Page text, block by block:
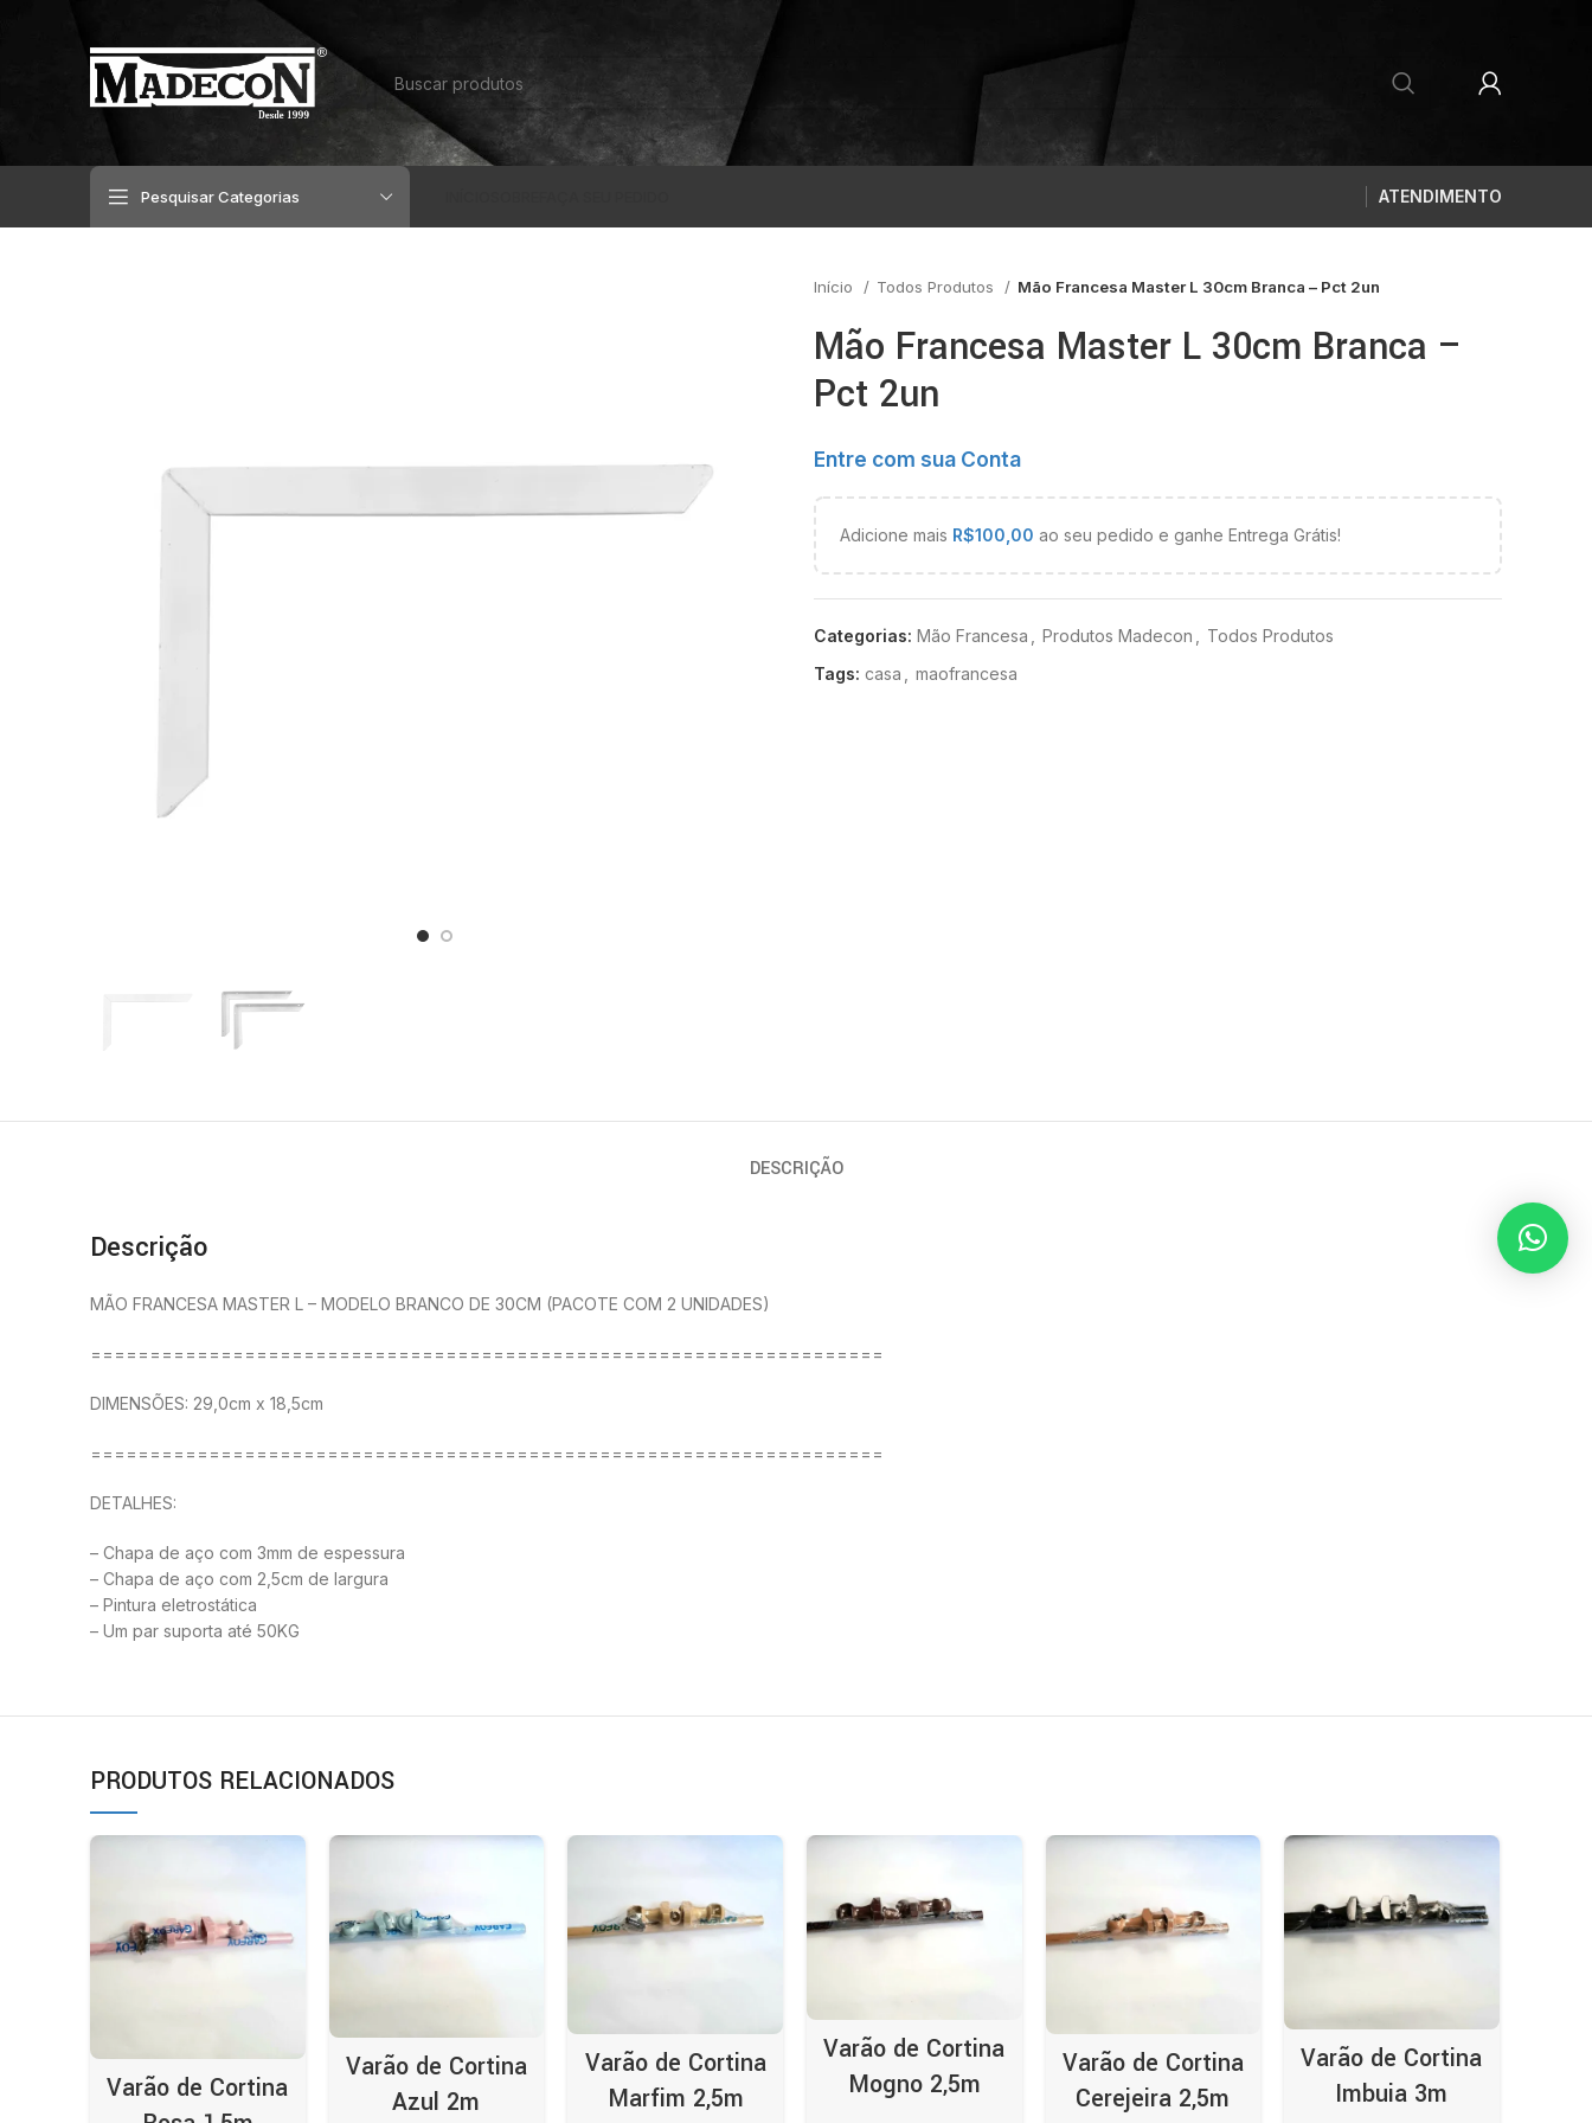
Pesquisar Categorias ATENDIMENTO
Início Todos Produtos Mão Francesa Master L 30cm Branca – Pct 2un
Mão Francesa Master L 30cm Branca –
Pct 2un
Entre com sua Conta
Adicione mais R$100,00 ao seu pedido e ganhe Entrega Grátis!
Categorias: Mão Francesa Produtos Madecon
Todos Produtos
Tags: casa maofrancesa
DESCRIÇÃO
Descrição
MÃO FRANCESA MASTER L – MODELO BRANCO DE 30CM (PACOTE COM 2 UNIDADES)
===================================================================
DIMENSÕES: 29,0cm x 18,5cm
===================================================================
DETALHES:
– Chapa de aço com 3mm de espessura
– Chapa de aço com 2,5cm de largura
– Pintura eletrostática
– Um par suporta até 50KG
PRODUTOS RELACIONADOS
Varão de Cortina
Varão de Cortina
Azul 2m
Varão de Cortina
Marfim 2,5m
Varão de Cortina
Mogno 2,5m
Varão de Cortina
Cerejeira 2,5m
Varão de Cortina
Imbuia 3m